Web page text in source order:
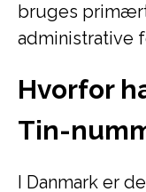
bruges
administrative
Hvorfor
Tin-
I Danmark er